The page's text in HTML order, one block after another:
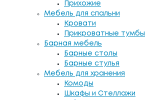
Прихожие
Мебель для спальни
Кровати
Прикроватные тумбы
Барная мебель
Барные столы
Барные стулья
Мебель для хранения
Комоды
Шкафы и Стеллажи